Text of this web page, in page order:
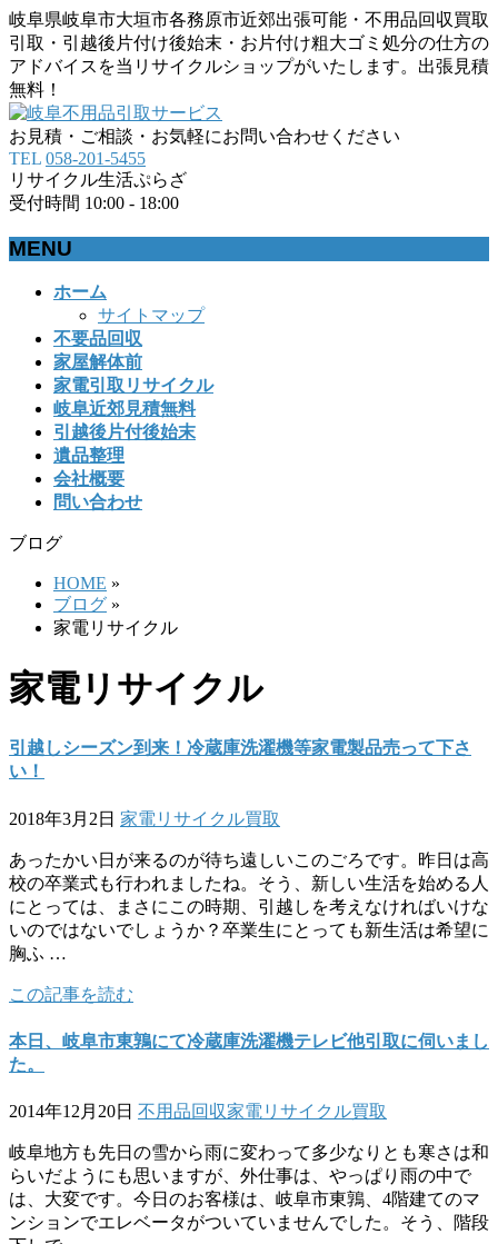
岐阜県岐阜市大垣市各務原市近郊出張可能・不用品回収買取
引取・引越後片付け後始末・お片付け粗大ゴミ処分の仕方の
アドバイスを当リサイクルショップがいたします。出張見積
無料！
お見積・ご相談・お気軽にお問い合わせください
TEL 058-201-5455
リサイクル生活ぷらざ
受付時間 10:00 - 18:00
MENU
ホーム
サイトマップ
不要品回収
家屋解体前
家電引取リサイクル
岐阜近郊見積無料
引越後片付後始末
遺品整理
会社概要
問い合わせ
ブログ
HOME »
ブログ »
家電リサイクル
家電リサイクル
引越しシーズン到来！冷蔵庫洗濯機等家電製品売って下さ
い！
2018年3月2日 家電リサイクル買取
あったかい日が来るのが待ち遠しいこのごろです。昨日は高
校の卒業式も行われましたね。そう、新しい生活を始める人
にとっては、まさにこの時期、引越しを考えなければいけな
いのではないでしょうか？卒業生にとっても新生活は希望に
胸ふ …
この記事を読む
本日、岐阜市東鶉にて冷蔵庫洗濯機テレビ他引取に伺いまし
た。
2014年12月20日 不用品回収家電リサイクル買取
岐阜地方も先日の雪から雨に変わって多少なりとも寒さは和
らいだようにも思いますが、外仕事は、やっぱり雨の中で
は、大変です。今日のお客様は、岐阜市東鶉、4階建てのマ
ンションでエレベータがついていませんでした。そう、階段